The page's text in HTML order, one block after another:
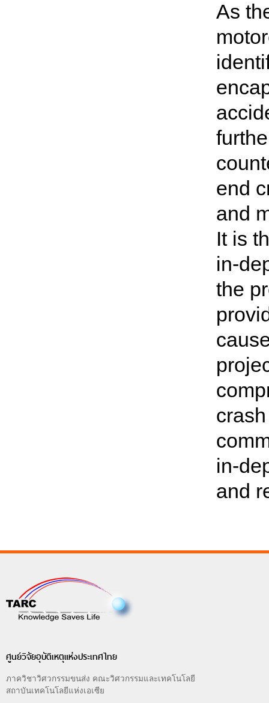
As
end
and
It is
in-
the
in-
and
ศูนย์วิจัยอุบัติเหตุแห่งประเทศไทย
ภาควิชาวิศวกรรมขนส่ง คณะวิศวกรรมและเทคโนโลยี
สถาบันเทคโนโลยีแห่งเอเซีย